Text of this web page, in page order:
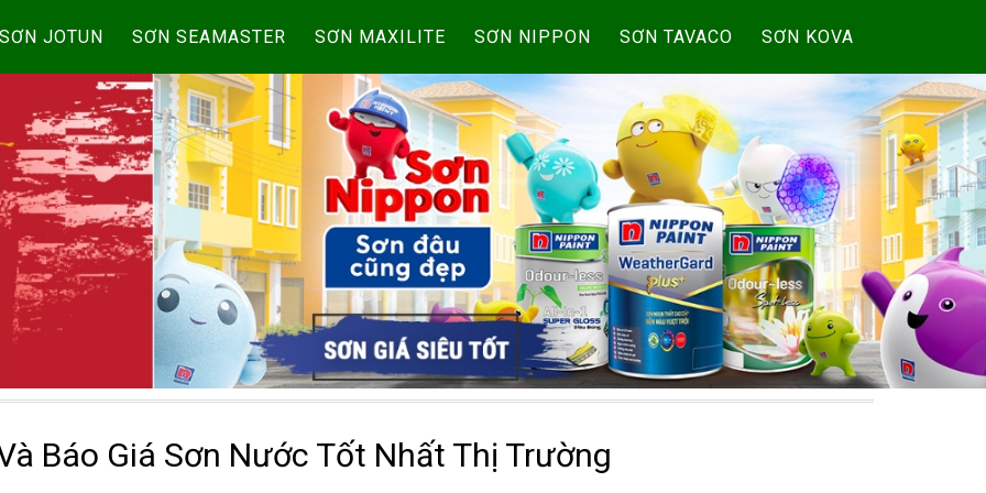
SƠN JOTUN SƠN SEAMASTER SƠN MAXILITE SƠN NIPPON SƠN TAVACO SƠN KOVA
Báo Giá Sơn Nước Tốt Nhất Thị Trường